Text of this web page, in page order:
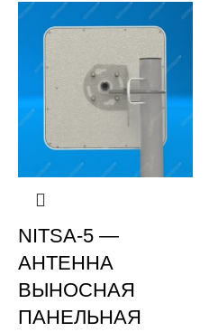
NITSA-5 —
АНТЕННА
ВЫНОСНАЯ
ПАНЕЛЬНАЯ